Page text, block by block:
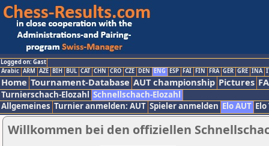
Logged on: Gast
Arabic ARM AZE BIH BUL CAT CHN CRO CZE DEN ENG ESP FAI FIN FRA GER GRE INA
Home Tournament-Database AUT championship Pictures
Turnierschach-Elozahl Schnellschach-Elozahl
Allgemeines Turnier anmelden: AUT Spieler anmelden Elo AUT
Willkommen bei den offiziellen